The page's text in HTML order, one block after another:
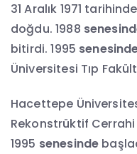
31 Aralık 1971
doğdu. 1988
bitirdi. 1995
Üniversitesi Tıp
Hacettepe
Rekonstrüktif Cerrahi
1995 senesinde